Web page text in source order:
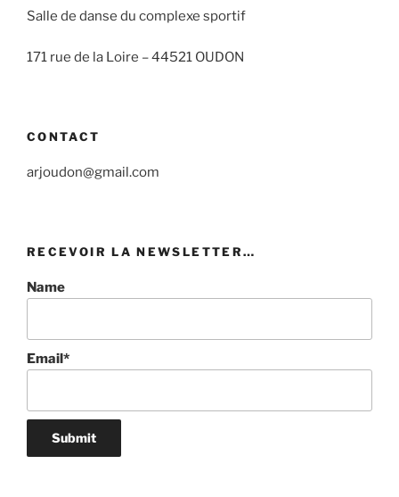
Salle de danse du complexe sportif
171 rue de la Loire –44521 OUDON
CONTACT
arjoudon@gmail.com
RECEVOIR LA NEWSLETTER…
Name
Email*